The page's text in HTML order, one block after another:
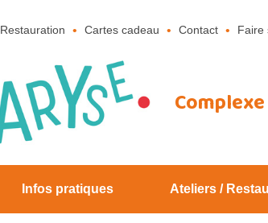
Restauration Cartes cadeau Contact Faire
Infos pratiques Ateliers /